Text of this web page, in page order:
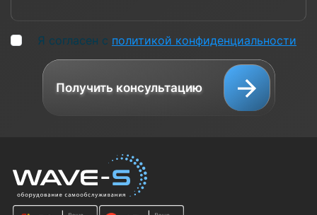
Я согласен с политикой конфиденциальности
Получить консультацию